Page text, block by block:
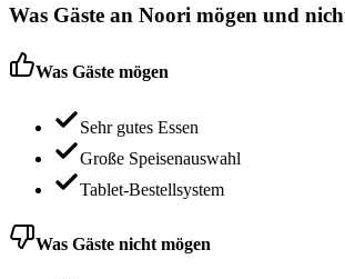
Was Gäste an Noori mögen und
Was Gäste mögen
Sehr gutes Essen
Große Speisenauswahl
Tablet-Bestellsystem
Was Gäste nicht mögen